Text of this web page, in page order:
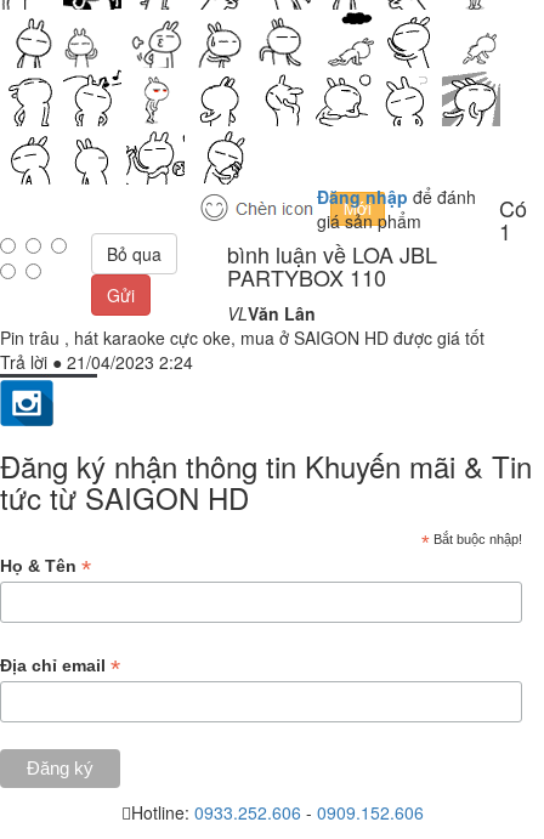
Đăng nhập để đánh
giá sản phẩm
Bỏ qua
Gửi
Có
1
bình luận về LOA JBL
PARTYBOX 110
VLVăn Lân
Pin trâu , hát karaoke cực oke, mua ở SAIGON HD được giá tốt
Trả lời ● 21/04/2023 2:24
Đăng ký nhận thông tin Khuyến mãi & Tin
tức từ SAIGON HD
* Bắt buộc nhập!
Họ & Tên *
Địa chỉ email *
Hotline: 0933.252.606 - 0909.152.606